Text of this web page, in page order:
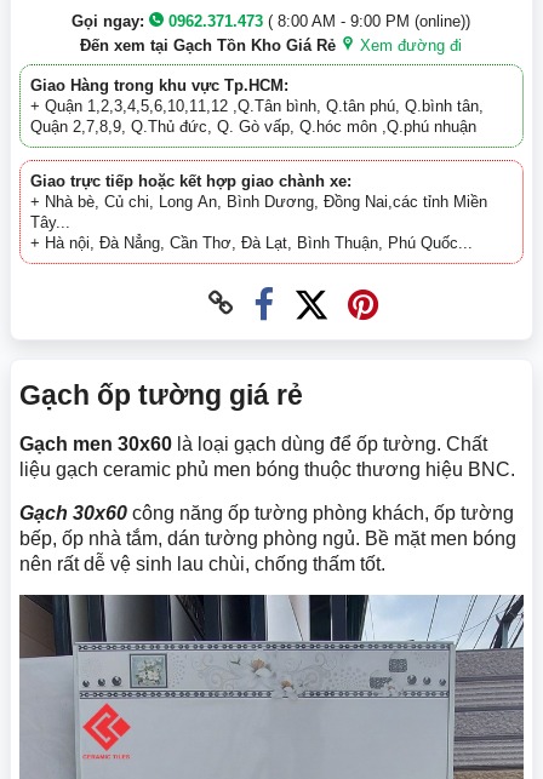
Gọi ngay: 0962.371.473 ( 8:00 AM - 9:00 PM (online))
Đến xem tại Gạch Tồn Kho Giá Rẻ
Xem đường đi
Giao Hàng trong khu vực Tp.HCM:
+ Quận 1,2,3,4,5,6,10,11,12 ,Q.Tân bình, Q.tân phú, Q.bình tân,
Quận 2,7,8,9, Q.Thủ đức, Q. Gò vấp, Q.hóc môn ,Q.phú nhuận
Giao trực tiếp hoặc kết hợp giao chành xe:
+ Nhà bè, Củ chi, Long An, Bình Dương, Đồng Nai,các tỉnh Miền
Tây...
+ Hà nội, Đà Nẳng, Cần Thơ, Đà Lạt, Bình Thuận, Phú Quốc...
Gạch ốp tường giá rẻ
Gạch men 30x60 là loại gạch dùng để ốp tường. Chất
liệu gạch ceramic phủ men bóng thuộc thương hiệu BNC.
Gạch 30x60 công năng ốp tường phòng khách, ốp tường
bếp, ốp nhà tắm, dán tường phòng ngủ. Bề mặt men bóng
nên rất dễ vệ sinh lau chùi, chống thấm tốt.